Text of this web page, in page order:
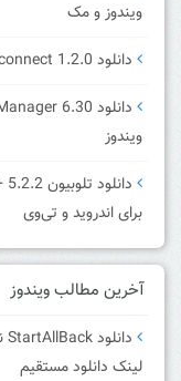
ویندوز و مک
دانلود quad9 connect 1.2.0 دی ان اس کواد ناین برای اندروید
ویندوز
برای اندروید و تی‌وی
آخرین مطالب ویندوز
لینک دانلود مستقیم